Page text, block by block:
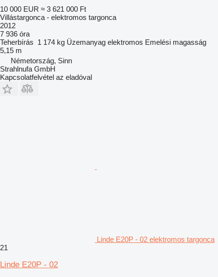
10 000 EUR ≈ 3 621 000 Ft
Villástargonca - elektromos targonca
2012
7 936 óra
Teherbírás 1 174 kg Üzemanyag elektromos Emelési magasság
5,15 m
Németország, Sinn
Strahlnufa GmbH
Kapcsolatfelvétel az eladóval
Linde E20P - 02 elektromos targonca
21
Linde E20P - 02